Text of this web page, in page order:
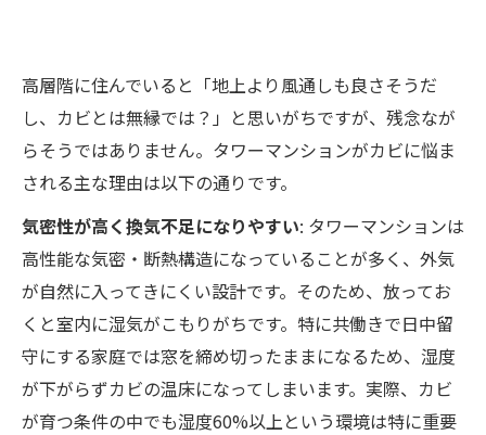
高層階に住んでいると「地上より風通しも良さそうだ
し、カビとは無縁では？」と思いがちですが、残念なが
らそうではありません。タワーマンションがカビに悩ま
される主な理由は以下の通りです。
気密性が高く換気不足になりやすい: タワーマンションは
高性能な気密・断熱構造になっていることが多く、外気
が自然に入ってきにくい設計です。そのため、放ってお
くと室内に湿気がこもりがちです。特に共働きで日中留
守にする家庭では窓を締め切ったままになるため、湿度
が下がらずカビの温床になってしまいます。実際、カビ
が育つ条件の中でも湿度60%以上という環境は特に重要